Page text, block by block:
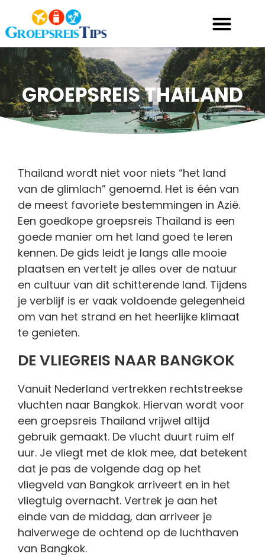
de
inhoud
GROEPSREIS THAILAND
Thailand wordt niet voor niets “het land
van de glimlach” genoemd. Het is één van
de meest favoriete bestemmingen in Azië.
Een goedkope groepsreis Thailand is een
goede manier om het land goed te leren
kennen. De gids leidt je langs alle mooie
plaatsen en vertelt je alles over de natuur
en cultuur van dit schitterende land. Tijdens
je verblijf is er vaak voldoende gelegenheid
om van het strand en het heerlijke klimaat
te genieten.
DE VLIEGREIS NAAR BANGKOK
Vanuit Nederland vertrekken rechtstreekse
vluchten naar Bangkok. Hiervan wordt voor
een groepsreis Thailand vrijwel altijd
gebruik gemaakt. De vlucht duurt ruim elf
uur. Je vliegt met de klok mee, dat betekent
dat je pas de volgende dag op het
vliegveld van Bangkok arriveert en in het
vliegtuig overnacht. Vertrek je aan het
einde van de middag, dan arriveer je
halverwege de ochtend op de luchthaven
van Bangkok.